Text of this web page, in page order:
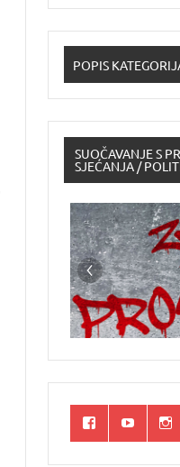
POPIS
SUOČAVANJE S
SJEĆANJA /